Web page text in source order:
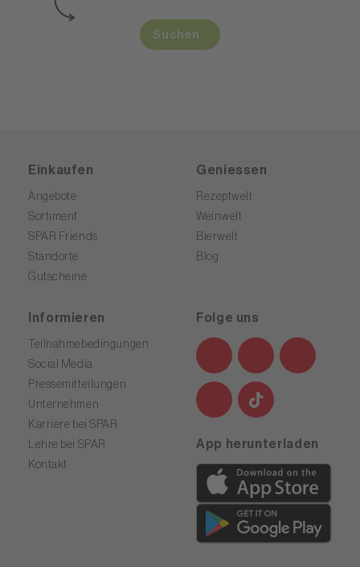
Suchen
Einkaufen
Angebote
Sortiment
SPAR Friends
Standorte
Gutscheine
Geniessen
Rezeptwelt
Weinwelt
Bierwelt
Blog
Informieren
Teilnahmebedingungen
Social Media
Pressemitteilungen
Unternehmen
Karriere bei SPAR
Lehre bei SPAR
Kontakt
Folge uns
App herunterladen